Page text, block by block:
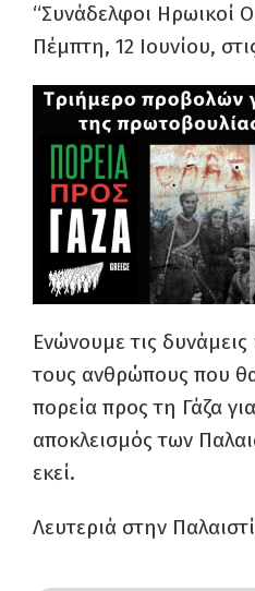
“Συνάδελφοι Ηρωικοί
Πέμπτη, 12 Ιουνίου,
Ενώνουμε τις
τους ανθρώπους που
πορεία προς τη Γάζα
αποκλεισμός των
εκεί.
Λευτεριά στην